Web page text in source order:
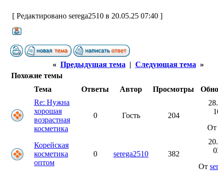
[ Редактировано serega2510 в 20.05.25 07:40 ]
« Предыдущая тема | Следующая тема »
Похожие темы
Тема
Ответы Автор Просмотры
Re: Нужна
хорошая
возрастная
косметика
0 Гость 204
От
Корейская
косметика
оптом
0 serega2510 382
От